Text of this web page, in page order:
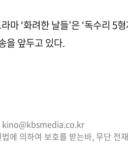
마 ‘화려한 날들’은 ‘독수리 5
을 앞두고 있다.
kino@kbsmedia.co.kr
에 의하여 보호를 받는바, 무단 전